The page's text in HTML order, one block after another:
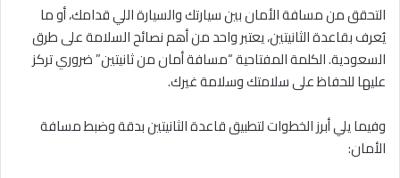
التحقق من مسافة الأمان بين سيارتك والسيارة اللي قدامك، أو ما
يُعرف بقاعدة الثانيتين، يعتبر واحد من أهم نصائح السلامة على طرق
السعودية. الكلمة المفتاحية “مسافة أمان من ثانيتين” ضروري تركز
عليها للحفاظ على سلامتك وسلامة غيرك.
وفيما يلي أبرز الخطوات لتطبيق قاعدة الثانيتين بدقة وضبط مسافة
الأمان: